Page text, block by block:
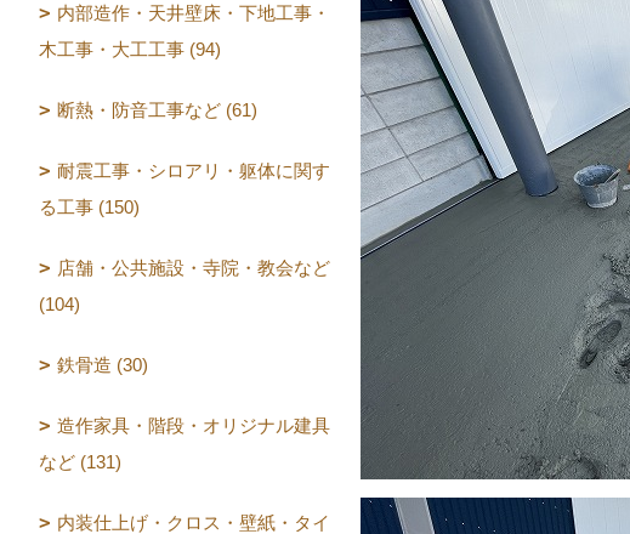
内部造作・天井壁床・下地工事・
木工事・大工工事 (94)
断熱・防音工事など (61)
耐震工事・シロアリ・躯体に関す
る工事 (150)
店舗・公共施設・寺院・教会など
(104)
鉄骨造 (30)
造作家具・階段・オリジナル建具
など (131)
内装仕上げ・クロス・壁紙・タイ